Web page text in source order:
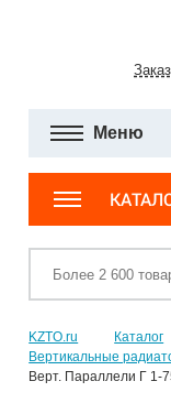
Меню
KZTO.ru Каталог
Вертикальные
Верт. Параллели Г 1-